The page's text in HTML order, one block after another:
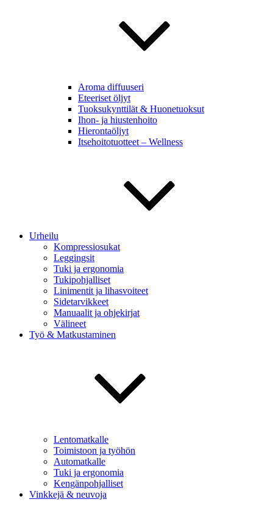
Aroma diffuuseri
Eteeriset öljyt
Tuoksukynttilät & Huonetuoksut
Ihon- ja hiustenhoito
Hierontaöljyt
Itsehoitotuotteet – Wellness
Urheilu
Kompressiosukat
Leggingsit
Tuki ja ergonomia
Tukipohjalliset
Linimentit ja lihasvoiteet
Sidetarvikkeet
Manuaalit ja ohjekirjat
Välineet
Työ & Matkustaminen
Lentomatkalle
Toimistoon ja työhön
Automatkalle
Tuki ja ergonomia
Kengänpohjalliset
Vinkkejä & neuvoja